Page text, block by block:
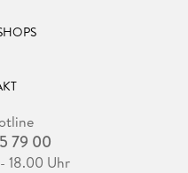
79 00
18.00 Uhr